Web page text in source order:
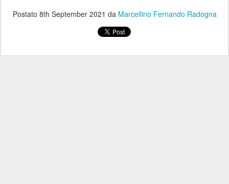
Postato 8th September 2021 da Marcellino Fernando Radogna